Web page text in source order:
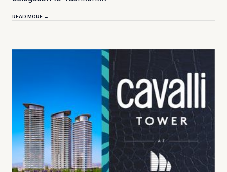
READ MORE →